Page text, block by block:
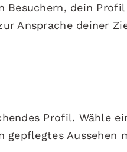
dein
Ansprache deiner
Profil. Wähle
Aussehen